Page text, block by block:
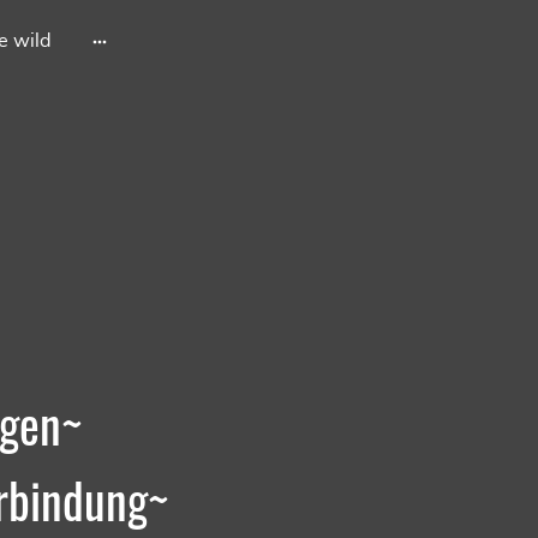
wild